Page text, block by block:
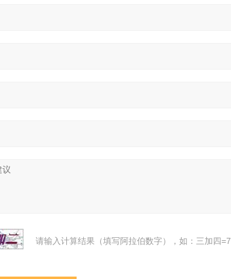
请输入计算结果（填写阿拉伯数字），如：三加四=7